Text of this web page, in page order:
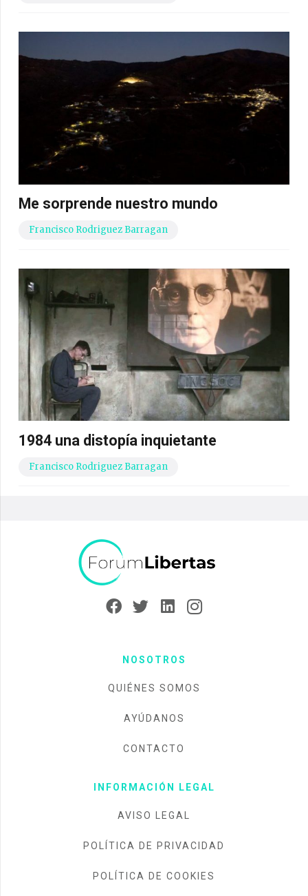
Me sorprende nuestro mundo
Francisco Rodriguez Barragan
1984 una distopía inquietante
Francisco Rodriguez Barragan
NOSOTROS
QUIÉNES SOMOS
AYÚDANOS
CONTACTO
INFORMACIÓN LEGAL
AVISO LEGAL
POLÍTICA DE PRIVACIDAD
POLÍTICA DE COOKIES